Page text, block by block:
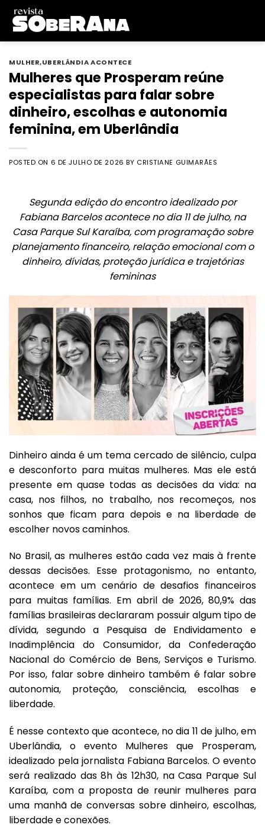
Skip
content
MULHER,UBERLÂNDIA ACONTECE
Mulheres que Prosperam reúne
especialistas para falar sobre
dinheiro, escolhas e autonomia
feminina, em Uberlândia
POSTED ON 6 DE JULHO DE 2026 BY CRISTIANE GUIMARÃES
Segunda edição do encontro idealizado por
Fabiana Barcelos acontece no dia 11 de julho, na
Casa Parque Sul Karaíba, com programação sobre
planejamento financeiro, relação emocional com o
dinheiro, dívidas, proteção jurídica e trajetórias
femininas
Dinheiro ainda é um tema cercado de silêncio, culpa
e desconforto para muitas mulheres. Mas ele está
presente em quase todas as decisões da vida: na
casa, nos filhos, no trabalho, nos recomeços, nos
sonhos que ficam para depois e na liberdade de
escolher novos caminhos.
No Brasil, as mulheres estão cada vez mais à frente
dessas decisões. Esse protagonismo, no entanto,
acontece em um cenário de desafios financeiros
para muitas famílias. Em abril de 2026, 80,9% das
famílias brasileiras declararam possuir algum tipo de
dívida, segundo a Pesquisa de Endividamento e
Inadimplência do Consumidor, da Confederação
Nacional do Comércio de Bens, Serviços e Turismo.
Por isso, falar sobre dinheiro também é falar sobre
autonomia, proteção, consciência, escolhas e
liberdade.
É nesse contexto que acontece, no dia 11 de julho, em
Uberlândia, o evento Mulheres que Prosperam,
idealizado pela jornalista Fabiana Barcelos. O evento
será realizado das 8h às 12h30, na Casa Parque Sul
Karaíba, com a proposta de reunir mulheres para
uma manhã de conversas sobre dinheiro, escolhas,
liberdade e conexões.